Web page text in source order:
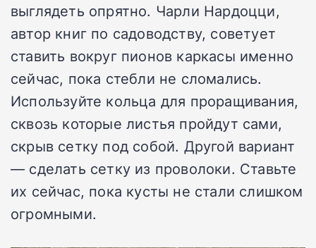
выглядеть опрятно. Чарли Нардоцци,
автор книг по садоводству, советует
ставить вокруг пионов каркасы именно
сейчас, пока стебли не сломались.
Используйте кольца для проращивания,
сквозь которые листья пройдут сами,
скрыв сетку под собой. Другой вариант
— сделать сетку из проволоки. Ставьте
их сейчас, пока кусты не стали слишком
огромными.